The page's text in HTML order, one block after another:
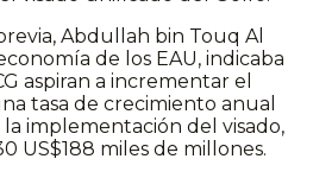
Abdullah bin Touq Al
de los EAU, indicaba
aspiran a incrementar el
tasa de crecimiento anual
implementación del visado,
US$188 miles de millones.